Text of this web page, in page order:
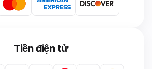
Tiền điện tử